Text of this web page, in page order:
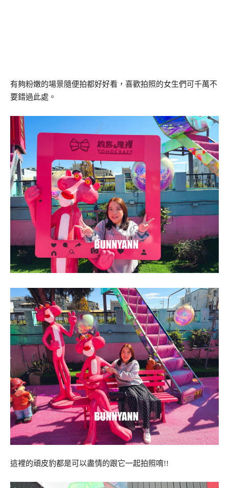
有夠粉嫩的場景隨便拍都好好看，喜歡拍照的女生們可千萬不
要錯過此處。
這裡的頑皮豹都是可以盡情的跟它一起拍照唷!!